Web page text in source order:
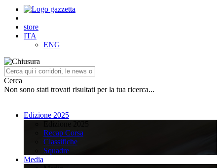
store
ITA
ENG
Cerca
Non sono stati trovati risultati per la tua ricerca...
Edizione 2025
Recap Corsa
Classifiche
Squadre
Media